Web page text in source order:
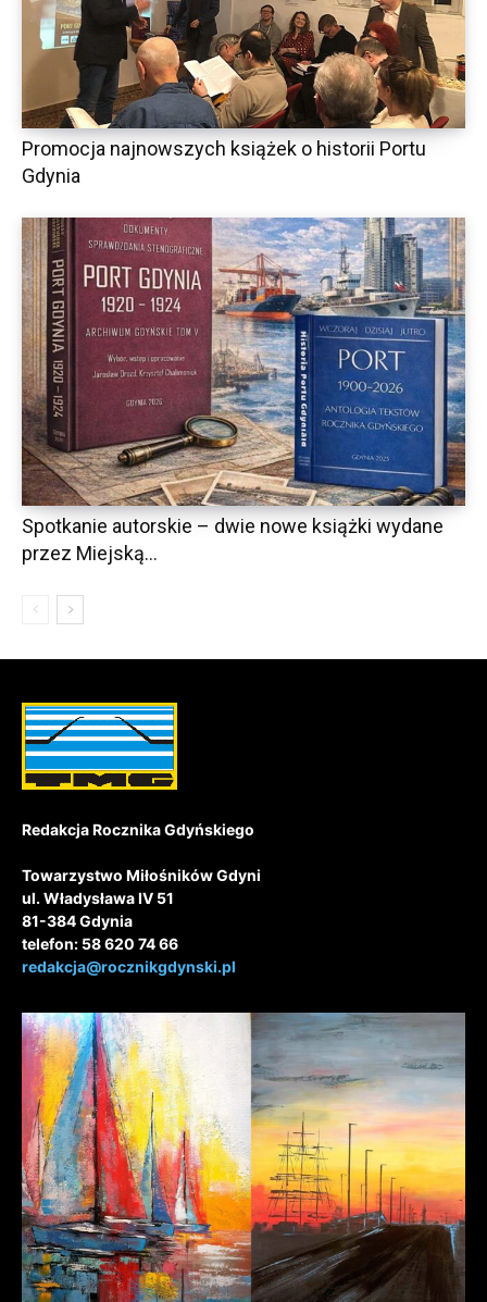
Promocja najnowszych książek o historii Portu
Gdynia
Spotkanie autorskie – dwie nowe książki wydane
przez Miejską...
Redakcja Rocznika Gdyńskiego
Towarzystwo Miłośników Gdyni
ul. Władysława IV 51
81-384 Gdynia
telefon: 58 620 74 66
redakcja@rocznikgdynski.pl